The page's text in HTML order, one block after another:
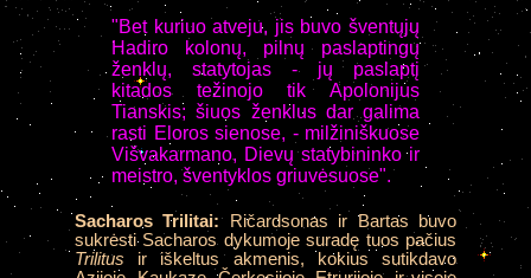
"Bet kuriuo atveju, jis buvo šventųjų
Hadiro kolonų, pilnų paslaptingų
ženklų, statytojas - jų paslaptį
kitados težinojo tik Apolonijus
Tianskis; šiuos ženklus dar galima
rasti Eloros sienose, - milžiniškuose
Višvakarmano, Dievų statybininko ir
meistro, šventyklos griuvėsuose".
Sacharos Trilitai:Ričardsonas ir Bartas buvo
sukrėsti Sacharos dykumoje suradę tuos pačius
Trilitus ir iškeltus akmenis, kokius sutikdavo